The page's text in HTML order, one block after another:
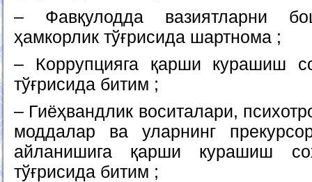
– Фавқулодда вазиятларни
ҳамкорлик тўғрисида шартнома ;
– Коррупцияга қарши курашиш
тўғрисида битим ;
– Гиёҳвандлик воситалари,
моддалар ва уларнинг
айланишига қарши курашиш
тўғрисида битим ;